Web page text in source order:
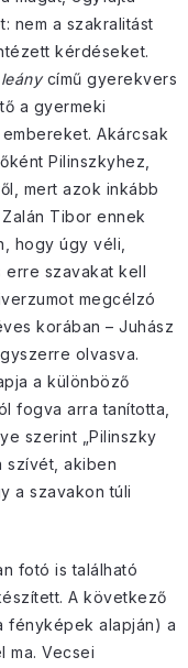
nem a szakralitást
kérdéseket.
című gyerekvers
a gyermeki
Akárcsak
Pilinszkyhez,
mert azok inkább
Tibor ennek
hogy úgy véli,
erre szavakat kell
megcélzó
korában – Juhász
olvasva.
a különböző
fogva arra tanította,
szerint „Pilinszky
szívét, akiben
a szavakon túli
fotó is található
A következő
fényképek alapján) a
ma. Vecsei